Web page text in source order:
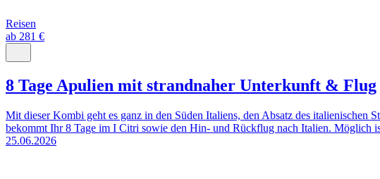
Reisen
ab 281 €
8 Tage Apulien mit strandnaher Unterkunft & Flug
Mit dieser Kombi geht es ganz in den Süden Italiens, den Absatz des
bekommt Ihr 8 Tage im I Citri sowie den Hin- und Rückflug nach Italien. Möglich
25.06.2026